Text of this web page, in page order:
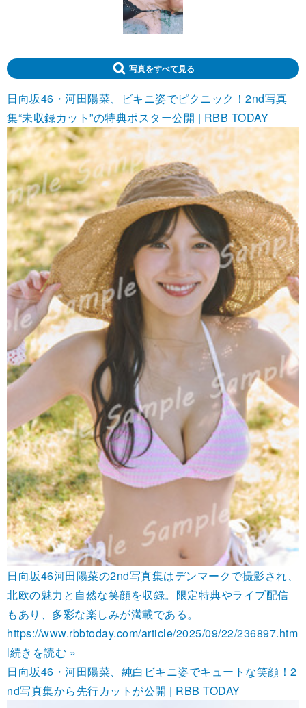
写真をすべて見る
日向坂46・河田陽菜、ビキニ姿でピクニック！2nd写真
集“未収録カット”の特典ポスター公開 | RBB TODAY
日向坂46河田陽菜の2nd写真集はデンマークで撮影され、
北欧の魅力と自然な笑顔を収録。限定特典やライブ配信
もあり、多彩な楽しみが満載である。
https://www.rbbtoday.com/article/2025/09/22/236897.htm
l続きを読む »
日向坂46・河田陽菜、純白ビキニ姿でキュートな笑顔！2
nd写真集から先行カットが公開 | RBB TODAY